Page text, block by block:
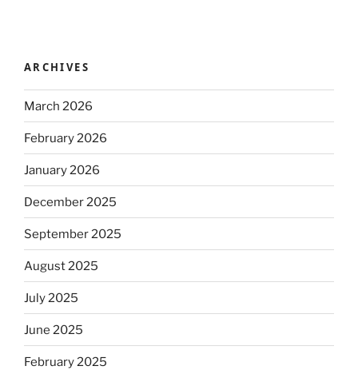
ARCHIVES
March 2026
February 2026
January 2026
December 2025
September 2025
August 2025
July 2025
June 2025
February 2025